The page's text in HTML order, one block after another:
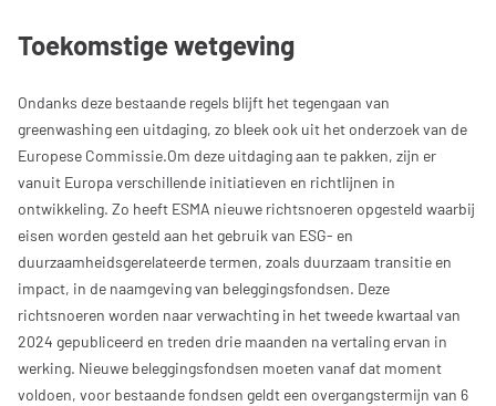
Toekomstige wetgeving
Ondanks deze bestaande regels blijft het tegengaan van
greenwashing een uitdaging, zo bleek ook uit het onderzoek van de
Europese Commissie.Om deze uitdaging aan te pakken, zijn er
vanuit Europa verschillende initiatieven en richtlijnen in
ontwikkeling. Zo heeft ESMA nieuwe richtsnoeren opgesteld waarbij
eisen worden gesteld aan het gebruik van ESG- en
duurzaamheidsgerelateerde termen, zoals duurzaam transitie en
impact, in de naamgeving van beleggingsfondsen. Deze
richtsnoeren worden naar verwachting in het tweede kwartaal van
2024 gepubliceerd en treden drie maanden na vertaling ervan in
werking. Nieuwe beleggingsfondsen moeten vanaf dat moment
voldoen, voor bestaande fondsen geldt een overgangstermijn van 6